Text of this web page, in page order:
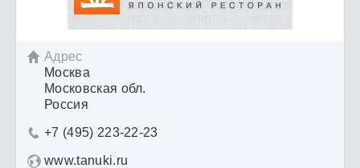
 Адрес
Москва
Московская обл.
Россия
 +7 (495) 223-22-23
www.tanuki.ru